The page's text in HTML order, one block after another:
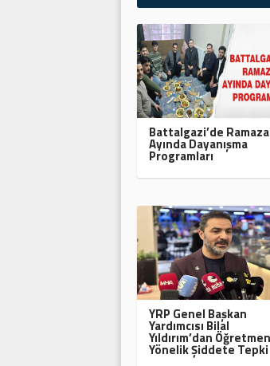
Battalgazi’de
Ayında Dayanışma
Programları
YRP Genel Başkan
Yardımcısı Bilal
Yıldırım’dan
Yönelik Şiddete Tepki